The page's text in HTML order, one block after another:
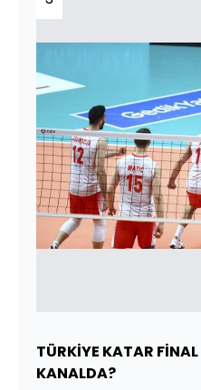
TÜRKİYE KATAR FİNAL
KANALDA?